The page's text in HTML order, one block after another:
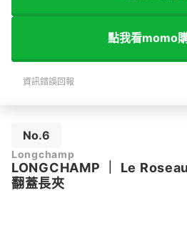
點我看momo
資訊錯誤回報
No.6
Longchamp
LONGCHAMP
Le
翻蓋長夾